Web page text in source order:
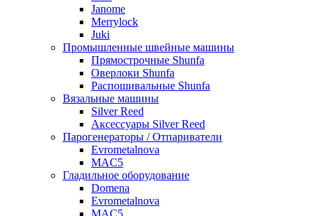
Janome
Merrylock
Juki
Промышленные швейные машины
Прямострочные Shunfa
Оверлоки Shunfa
Распошивальные Shunfa
Вязальные машины
Silver Reed
Аксессуары Silver Reed
Парогенераторы / Отпариватели
Evrometalnova
MAC5
Гладильное оборудование
Domena
Evrometalnova